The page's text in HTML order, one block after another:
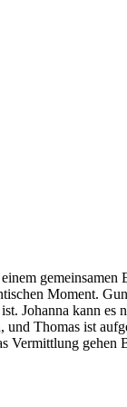
Moment.
Johanna kann
Thomas ist
Vermittlung